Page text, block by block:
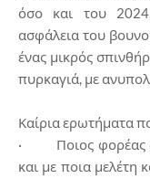
όσο και του
ασφάλεια του
ένας μικρός
πυρκαγιά, με
Καίρια ερωτήματα
· Ποιος φορέας
και με ποια μελέτη